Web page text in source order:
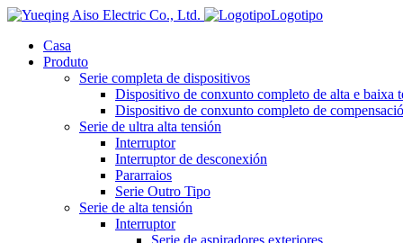
Logotipo
Casa
Produto
Serie completa de dispositivos
Dispositivo de conxunto completo de alta e baixa
Dispositivo de conxunto completo de
Serie de ultra alta tensión
Interruptor
Interruptor de desconexión
Pararraios
Serie Outro Tipo
Serie de alta tensión
Interruptor
Serie de aspiradores exteriores